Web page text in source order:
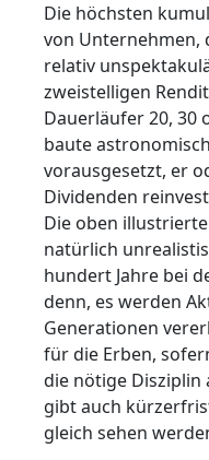
Die höchsten
von Unternehmen,
relativ
zweistelligen
Dauerläufer 20, 30
baute
vorausgesetzt, er
Dividenden
Die oben
natürlich
hundert Jahre bei
denn, es werden
Generationen
für die Erben,
die nötige Disziplin
gibt auch
gleich sehen